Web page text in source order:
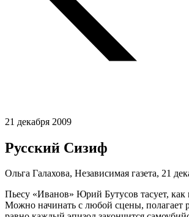
21 декабря 2009
Русский Сизиф
Ольга Галахова, Независимая газета, 21
Пьесу «Иванов» Юрий Бутусов тасует, как
Можно начинать с любой сцены, полагает